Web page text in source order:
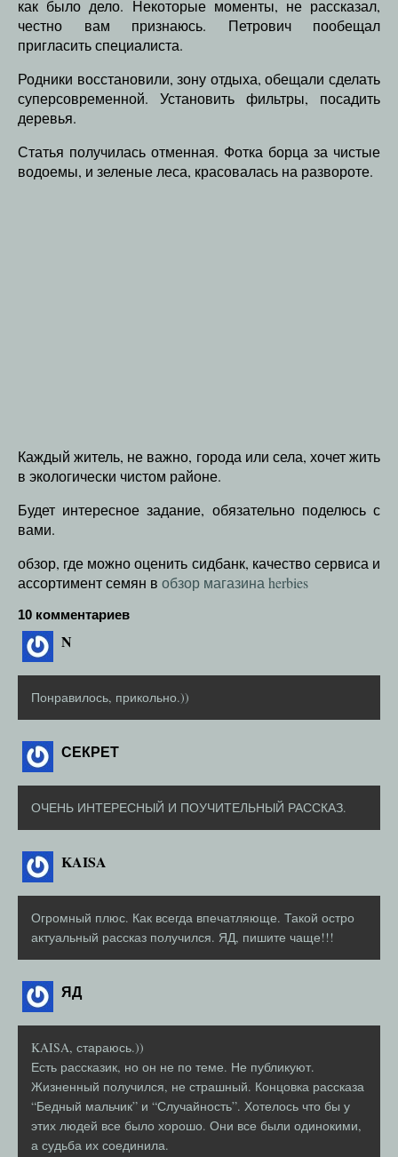
как было дело. Некоторые моменты, не рассказал,
честно вам признаюсь. Петрович пообещал
пригласить специалиста.
Родники восстановили, зону отдыха, обещали сделать
суперсовременной. Установить фильтры, посадить
деревья.
Статья получилась отменная. Фотка борца за чистые
водоемы, и зеленые леса, красовалась на развороте.
Каждый житель, не важно, города или села, хочет жить
в экологически чистом районе.
Будет интересное задание, обязательно поделюсь с
вами.
обзор, где можно оценить сидбанк, качество сервиса и
ассортимент семян в обзор магазина herbies
10 комментариев
N
Понравилось, прикольно.))
СЕКРЕТ
ОЧЕНЬ ИНТЕРЕСНЫЙ И ПОУЧИТЕЛЬНЫЙ РАССКАЗ.
KAISA
Огромный плюс. Как всегда впечатляюще. Такой остро
актуальный рассказ получился. ЯД, пишите чаще!!!
ЯД
KAISA, стараюсь.))
Есть рассказик, но он не по теме. Не публикуют.
Жизненный получился, не страшный. Концовка рассказа
“Бедный мальчик” и “Случайность”. Хотелось что бы у
этих людей все было хорошо. Они все были одинокими,
а судьба их соединила.